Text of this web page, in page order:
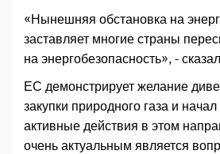
«Нынешняя обстановка на
заставляет многие страны
на энергобезопасность», -
ЕС демонстрирует желание
закупки природного газа и
активные действия в этом
очень актуальным является